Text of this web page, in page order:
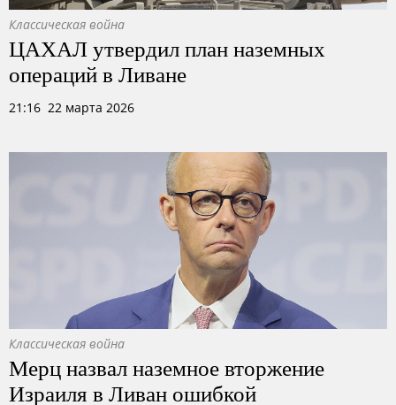
Классическая война
ЦАХАЛ утвердил план наземных
операций в Ливане
21:16 22 марта 2026
Классическая война
Мерц назвал наземное вторжение
Израиля в Ливан ошибкой